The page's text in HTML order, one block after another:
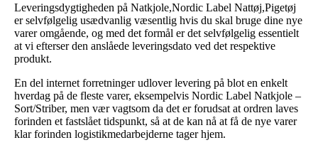
Leveringsdygtigheden på Natkjole,Nordic Label Nattøj,Pigetøj
er selvfølgelig usædvanlig væsentlig hvis du skal bruge dine nye
varer omgående, og med det formål er det selvfølgelig essentielt
at vi efterser den anslåede leveringsdato ved det respektive
produkt.
En del internet forretninger udlover levering på blot en enkelt
hverdag på de fleste varer, eksempelvis Nordic Label Natkjole –
Sort/Striber, men vær vagtsom da det er forudsat at ordren laves
forinden et fastslået tidspunkt, så at de kan nå at få de nye varer
klar forinden logistikmedarbejderne tager hjem.